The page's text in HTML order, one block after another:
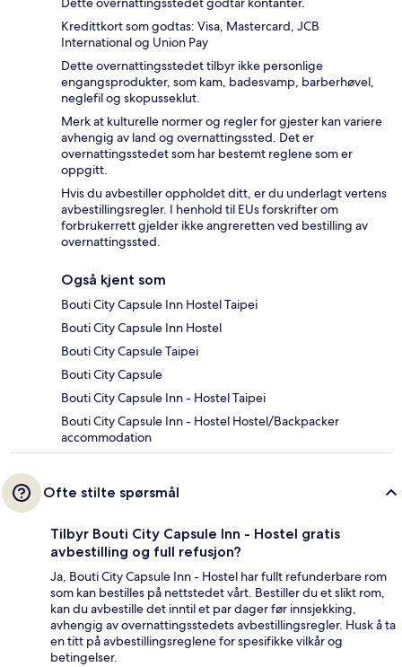
Kredittkort som godtas: Visa, Mastercard, JCB
International og Union Pay
Dette overnattingsstedet tilbyr ikke personlige
engangsprodukter, som kam, badesvamp, barberhøvel,
neglefil og skopusseklut.
Merk at kulturelle normer og regler for gjester kan variere
avhengig av land og overnattingssted. Det er
overnattingsstedet som har bestemt reglene som er
oppgitt.
Hvis du avbestiller oppholdet ditt, er du underlagt vertens
avbestillingsregler. I henhold til EUs forskrifter om
forbrukerrett gjelder ikke angreretten ved bestilling av
overnattingssted.
Også kjent som
Bouti City Capsule Inn Hostel Taipei
Bouti City Capsule Inn Hostel
Bouti City Capsule Taipei
Bouti City Capsule
Bouti City Capsule Inn - Hostel Taipei
Bouti City Capsule Inn - Hostel Hostel/Backpacker
accommodation
Ofte stilte spørsmål
Tilbyr Bouti City Capsule Inn - Hostel gratis
avbestilling og full refusjon?
Ja, Bouti City Capsule Inn - Hostel har fullt refunderbare rom
som kan bestilles på nettstedet vårt. Bestiller du et slikt rom,
kan du avbestille det inntil et par dager før innsjekking,
avhengig av overnattingsstedets avbestillingsregler. Husk å ta
en titt på avbestillingsreglene for spesifikke vilkår og
betingelser.